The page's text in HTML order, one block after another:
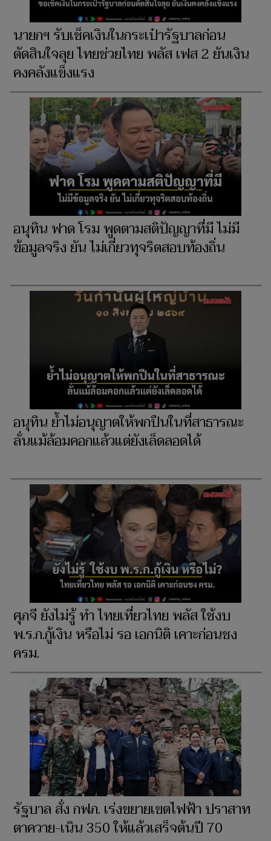
นายกฯ รับเช็คเงินในกระเป๋ารัฐบาลก่อน
ตัดสินใจลุย ไทยช่วยไทย พลัส เฟส 2 ยันเงิน
คงคลังแข็งแรง
อนุทิน ฟาด โรม พูดตามสติปัญญาที่มี ไม่มี
ข้อมูลจริง ยัน ไม่เกี่ยวทุจริตสอบท้องถิ่น
อนุทิน ย้ำไม่อนุญาตให้พกปืนในที่สาธารณะ
ลั่นแม้ล้อมคอกแล้วแต่ยังเล็ดลอดได้
ศุภจี ยังไม่รู้ ทำ ไทยเที่ยวไทย พลัส ใช้งบ
พ.ร.ก.กู้เงิน หรือไม่ รอ เอกนิติ เคาะก่อนชง
ครม.
รัฐบาล สั่ง กฟภ. เร่งขยายเขตไฟฟ้า ปราสาท
ตาควาย-เนิน 350 ให้แล้วเสร็จต้นปี 70